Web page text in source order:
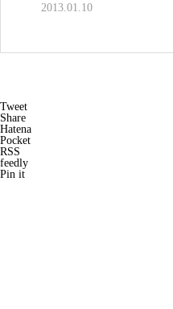
2013.01.10
Tweet
Share
Hatena
Pocket
RSS
feedly
Pin it